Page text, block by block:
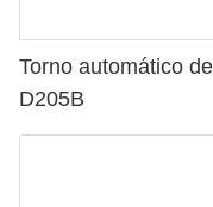
Torno automático
D205B